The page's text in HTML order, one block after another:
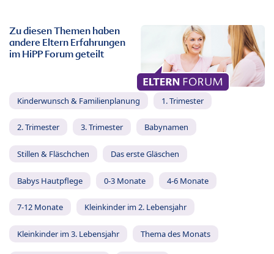
Zu diesen Themen haben
andere Eltern Erfahrungen
im HiPP Forum geteilt
Kinderwunsch & Familienplanung 1. Trimester
2. Trimester 3. Trimester Babynamen
Stillen & Fläschchen Das erste Gläschen
Babys Hautpflege 0-3 Monate 4-6 Monate
7-12 Monate Kleinkinder im 2. Lebensjahr
Kleinkinder im 3. Lebensjahr Thema des Monats